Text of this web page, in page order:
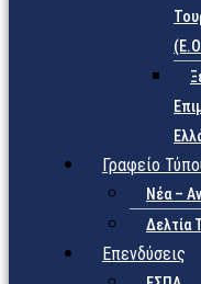
Γραφείο
Νέα –
Δελτία
Επενδύσεις